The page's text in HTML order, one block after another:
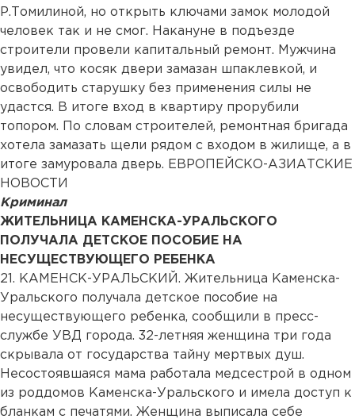
Р.Томилиной, но открыть ключами замок молодой
человек так и не смог. Накануне в подъезде
строители провели капитальный ремонт. Мужчина
увидел, что косяк двери замазан шпаклевкой, и
освободить старушку без применения силы не
удастся. В итоге вход в квартиру прорубили
топором. По словам строителей, ремонтная бригада
хотела замазать щели рядом с входом в жилище, а в
итоге замуровала дверь. ЕВРОПЕЙСКО-АЗИАТСКИЕ
НОВОСТИ
Криминал
ЖИТЕЛЬНИЦА КАМЕНСКА-УРАЛЬСКОГО
ПОЛУЧАЛА ДЕТСКОЕ ПОСОБИЕ НА
НЕСУЩЕСТВУЮЩЕГО РЕБЕНКА
21. КАМЕНСК-УРАЛЬСКИЙ. Жительница Каменска-
Уральского получала детское пособие на
несуществующего ребенка, сообщили в пресс-
службе УВД города. 32-летняя женщина три года
скрывала от государства тайну мертвых душ.
Несостоявшаяся мама работала медсестрой в одном
из роддомов Каменска-Уральского и имела доступ к
бланкам с печатями. Женщина выписала себе